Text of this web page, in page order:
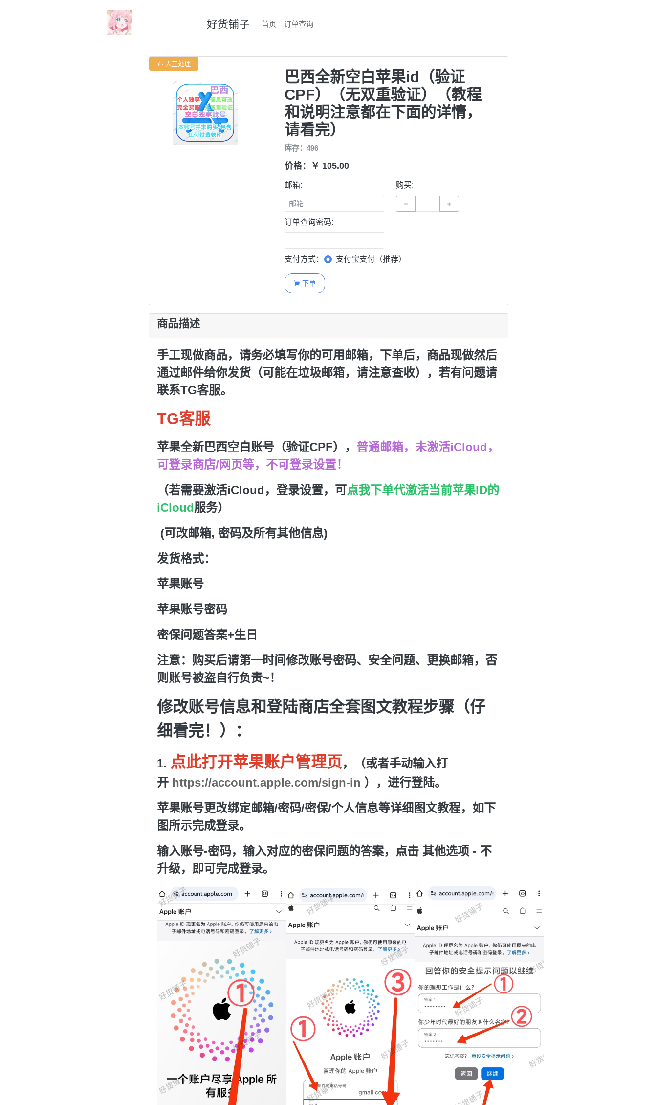
好货铺子 首页 订单查询
 人工处理
巴西全新空白苹果id（验证
CPF）（无双重验证）（教程
和说明注意都在下面的详情，
请看完）
库存：496
价格：￥ 105.00
邮箱: 购买:
− +
订单查询密码:
支付方式： 支付宝支付（推荐）
 下单
商品描述
手工现做商品，请务必填写你的可用邮箱，下单后，商品现做然后
通过邮件给你发货（可能在垃圾邮箱，请注意查收），若有问题请
联系TG客服。
TG客服
苹果全新巴西空白账号 （验证CPF） ， 普通邮箱，未激活iCloud，
可登录商店/网页等，不可登录设置！
（若需要激活iCloud，登录设置，可点我下单代激活当前苹果ID的
iCloud服务）
(可改邮箱, 密码及所有其他信息)
发货格式：
苹果账号
苹果账号密码
密保问题答案+生日
注意：购买后请第一时间修改账号密码、安全问题、更换邮箱，否
则账号被盗自行负责~！
修改账号信息和登陆商店全套图文教程步骤（仔
细看完！）：
1. 点此打开苹果账户管理页，（或者手动输入打
开 https://account.apple.com/sign-in ），进行登陆。
苹果账号更改绑定邮箱/密码/密保/个人信息等详细图文教程，如下
图所示完成登录。
输入账号-密码，输入对应的密保问题的答案，点击 其他选项 - 不
升级，即可完成登录。